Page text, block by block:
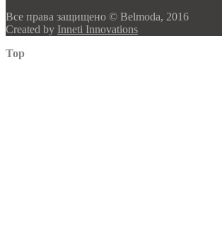
Все права защищено © Belmoda, 2016
Created by Inneti Innovations
Top